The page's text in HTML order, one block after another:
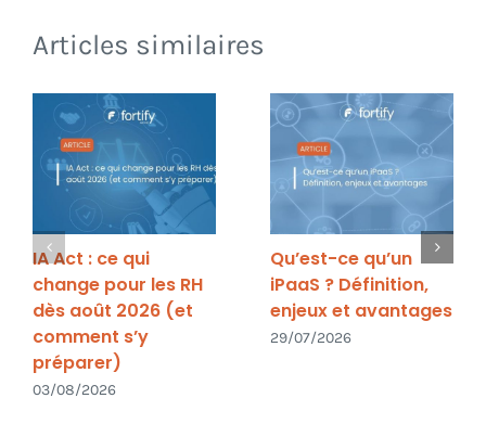
Articles similaires
IA Act : ce qui
change pour les RH
dès août 2026 (et
comment s’y
préparer)
03/08/2026
Qu’est-ce qu’un
iPaaS ? Définition,
enjeux et avantages
29/07/2026